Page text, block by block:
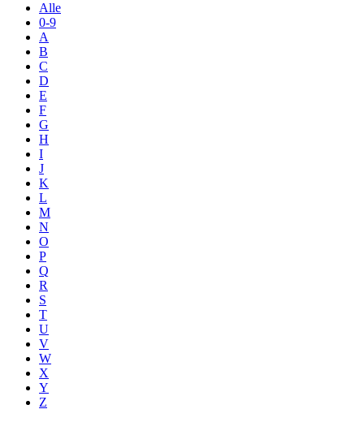
Alle
0-9
A
B
C
D
E
F
G
H
I
J
K
L
M
N
O
P
Q
R
S
T
U
V
W
X
Y
Z